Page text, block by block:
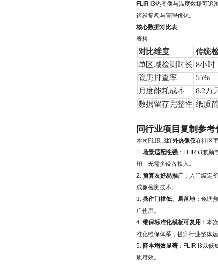
FLIR i3热图像与温度数据可追
运维复盘与管理优化。
核心数据对比表
表格
对比维度
传统
单区域检测时长 8小时
隐患排查率
55%
月度能耗成本
8.2万
数据留存完整性 纸质
同行业项目复制参考
本次FLIR i3红外热像仪在社区
1. 场景适配性强 ：FLIR i3兼顾
用，无需多设备投入。
2. 预算友好易推广 ：入门级定
成像检测技术。
3. 操作门槛低、易落地 ：免调
广使用。
4. 维保标准化模板可复用 ：本
准化维保体系，提升行业整体
5. 降本增效显著 ：FLIR i3以低
质增效。